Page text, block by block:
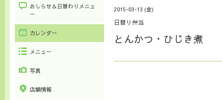
2015-03-13 (金)
日替り弁当
とんかつ・ひじき煮
おしらせ＆日替わりメニュ
ー
カレンダー
メニュー
写真
店舗情報